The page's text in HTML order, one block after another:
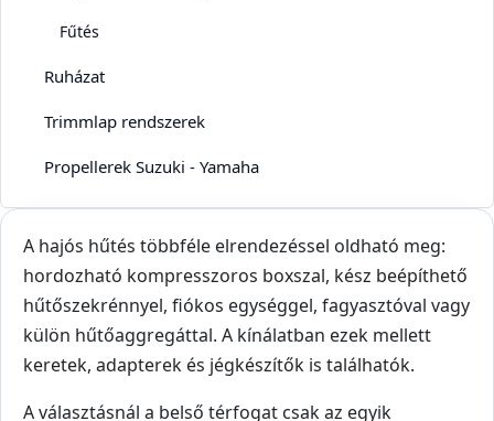
Fűtés
Ruházat
Trimmlap rendszerek
Propellerek Suzuki - Yamaha
A hajós hűtés többféle elrendezéssel oldható meg:
hordozható kompresszoros boxszal, kész beépíthető
hűtőszekrénnyel, fiókos egységgel, fagyasztóval vagy
külön hűtőaggregáttal. A kínálatban ezek mellett
keretek, adapterek és jégkészítők is találhatók.
A választásnál a belső térfogat csak az egyik